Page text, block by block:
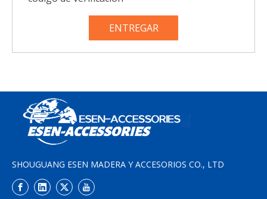
ENTREGAR
SHOUGUANG ESEN MADERA Y ACCESORIOS CO., LTD